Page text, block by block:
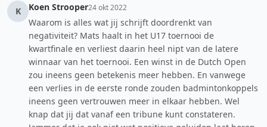
K
Koen Strooper24 okt 2022
Waarom is alles wat jij schrijft doordrenkt van
negativiteit? Mats haalt in het U17 toernooi de
kwartfinale en verliest daarin heel nipt van de latere
winnaar van het toernooi. Een winst in de Dutch Open
zou ineens geen betekenis meer hebben. En vanwege
een verlies in de eerste ronde zouden badmintonkoppels
ineens geen vertrouwen meer in elkaar hebben. Wel
knap dat jij dat vanaf een tribune kunt constateren.